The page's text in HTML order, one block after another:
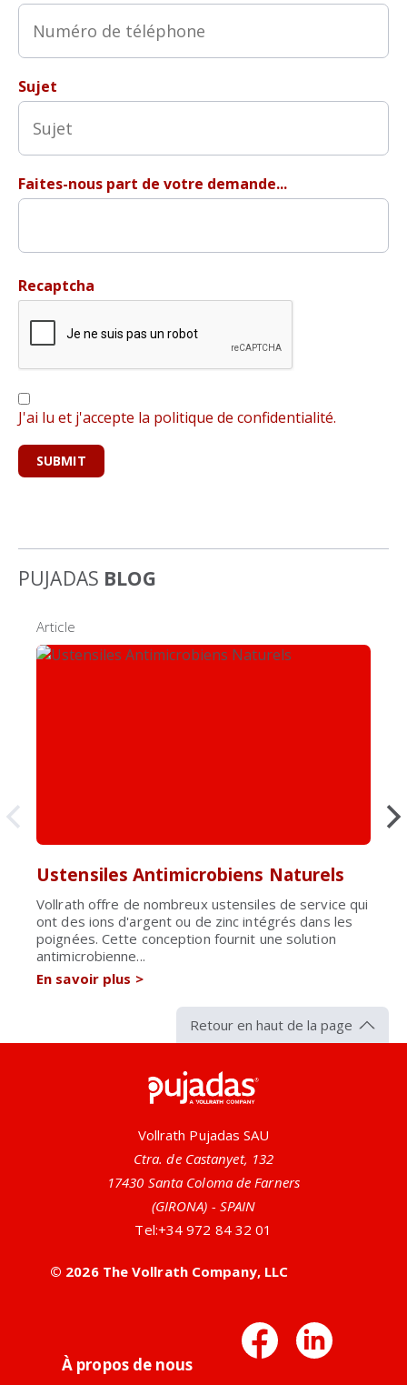
Sujet
Faites-nous part de votre demande...
Recaptcha
J'ai lu et j'accepte la politique de confidentialité.
PUJADAS BLOG
Article
Ustensiles Antimicrobiens Naturels
Vollrath offre de nombreux ustensiles de service qui
ont des ions d'argent ou de zinc intégrés dans les
poignées. Cette conception fournit une solution
antimicrobienne...
En savoir plus >
Retour en haut de la page
Vollrath Pujadas SAU
Ctra. de Castanyet, 132
17430 Santa Coloma de Farners
(GIRONA) - SPAIN
Tel:+34 972 84 32 01
© 2026 The Vollrath Company, LLC
À propos de nous